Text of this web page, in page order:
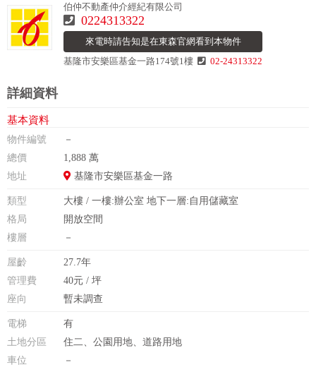
伯仲不動產仲介經紀有限公司
0224313322
來電時請告知是在東森官網看到本物件
基隆市安樂區基金一路174號1樓
02-24313322
詳細資料
基本資料
物件編號
－
總價
1,888 萬
地址
基隆市安樂區基金一路
類型
大樓 / 一樓:辦公室 地下一層:自用儲藏室
格局
開放空間
樓層
－
屋齡
27.7年
管理費
40元 / 坪
座向
暫未調查
電梯
有
土地分區
住二、公園用地、道路用地
車位
－